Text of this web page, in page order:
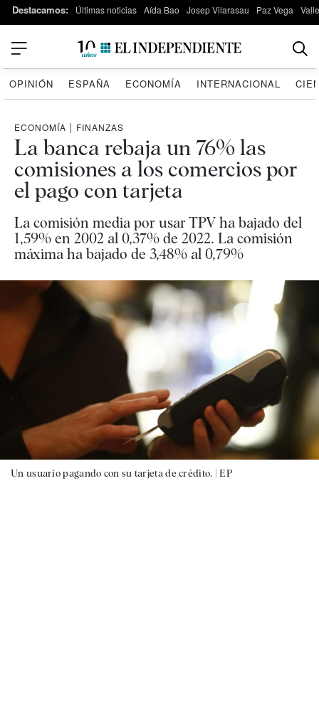
Destacamos: Últimas noticias Aída Bao Josep Vilarasau Paz Vega
OPINIÓN ESPAÑA ECONOMÍA INTERNACIONAL
ECONOMÍA | FINANZAS
La banca rebaja un 76% las
comisiones a los comercios por
el pago con tarjeta
La comisión media por usar TPV ha bajado del
1,59% en 2002 al 0,37% de 2022. La comisión
máxima ha bajado de 3,48% al 0,79%
Un usuario pagando con su tarjeta de crédito. |EP